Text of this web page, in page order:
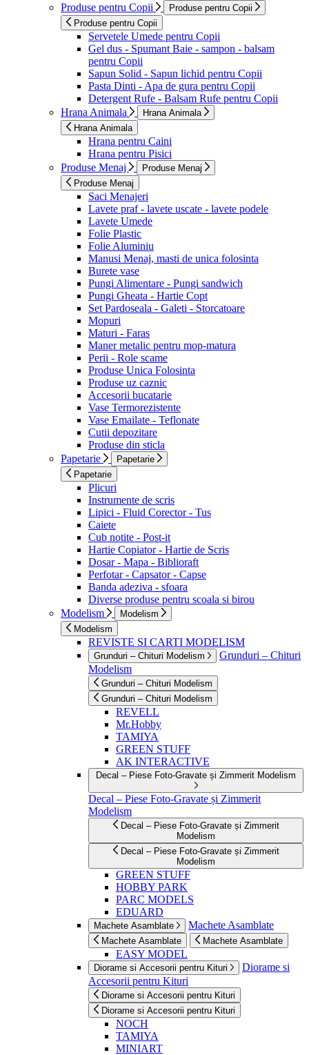
Produse pentru Copii
Produse pentru Copii
Produse pentru Copii
Servetele Umede pentru Copii
Gel dus - Spumant Baie - sampon - balsam
pentru Copii
Sapun Solid - Sapun lichid pentru Copii
Pasta Dinti - Apa de gura pentru Copii
Detergent Rufe - Balsam Rufe pentru Copii
Hrana Animala
Hrana Animala
Hrana Animala
Hrana pentru Caini
Hrana pentru Pisici
Produse Menaj
Produse Menaj
Produse Menaj
Saci Menajeri
Lavete praf - lavete uscate - lavete podele
Lavete Umede
Folie Plastic
Folie Aluminiu
Manusi Menaj, masti de unica folosinta
Burete vase
Pungi Alimentare - Pungi sandwich
Pungi Gheata - Hartie Copt
Set Pardoseala - Galeti - Storcatoare
Mopuri
Maturi - Faras
Maner metalic pentru mop-matura
Perii - Role scame
Produse Unica Folosinta
Produse uz caznic
Accesorii bucatarie
Vase Termorezistente
Vase Emailate - Teflonate
Cutii depozitare
Produse din sticla
Papetarie
Papetarie
Papetarie
Plicuri
Instrumente de scris
Lipici - Fluid Corector - Tus
Caiete
Cub notite - Post-it
Hartie Copiator - Hartie de Scris
Dosar - Mapa - Biblioraft
Perfotar - Capsator - Capse
Banda adeziva - sfoara
Diverse produse pentru scoala si birou
Modelism
Modelism
Modelism
REVISTE SI CARTI MODELISM
Grunduri – Chituri Modelism
Grunduri – Chituri
Modelism
Grunduri – Chituri Modelism
Grunduri – Chituri Modelism
REVELL
Mr.Hobby
TAMIYA
GREEN STUFF
AK INTERACTIVE
Decal – Piese Foto-Gravate și Zimmerit Modelism
Decal – Piese Foto-Gravate și Zimmerit
Modelism
Decal – Piese Foto-Gravate și Zimmerit
Modelism
Decal – Piese Foto-Gravate și Zimmerit
Modelism
GREEN STUFF
HOBBY PARK
PARC MODELS
EDUARD
Machete Asamblate Machete Asamblate
Machete Asamblate Machete Asamblate
EASY MODEL
Diorame si Accesorii pentru Kituri
Diorame si
Accesorii pentru Kituri
Diorame si Accesorii pentru Kituri
Diorame si Accesorii pentru Kituri
NOCH
TAMIYA
MINIART